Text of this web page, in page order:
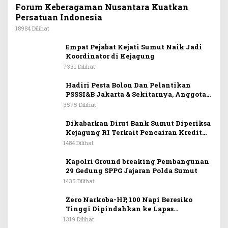
Forum Keberagaman Nusantara Kuatkan
Persatuan Indonesia
18984 Dilihat
Empat Pejabat Kejati Sumut Naik Jadi
Koordinator di Kejagung
7331 Dilihat
Hadiri Pesta Bolon Dan Pelantikan
PSSSI&B Jakarta & Sekitarnya, Anggota
DPR RI Kombes. Pol. (Purn). Dr. Maruli
Simanjuntak Dapat Berkontribusi
Membangun Bangsa
3575 Dilihat
Dikabarkan Dirut Bank Sumut Diperiksa
Kejagung RI Terkait Pencairan Kredit
PT Sritex
1484 Dilihat
Kapolri Ground breaking Pembangunan
29 Gedung SPPG Jajaran Polda Sumut
1435 Dilihat
Zero Narkoba-HP, 100 Napi Beresiko
Tinggi Dipindahkan ke Lapas
Nusakambangan
1319 Dilihat